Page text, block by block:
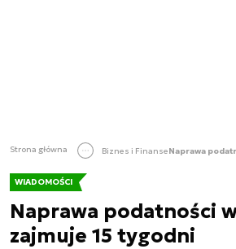
Strona główna Biznes i Finanse
WIADOMOŚCI
Naprawa podatności
zajmuje 15 tygodni